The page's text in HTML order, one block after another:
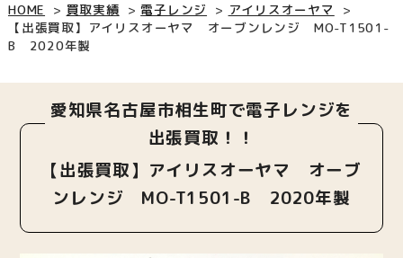
HOME 買取実績 電子レンジ
アイリスオーヤマ
【出張買取】アイリスオーヤマ オーブンレンジ MO-T1501-
B 2020年製
愛知県名古屋市相生町で電子レンジを
出張買取！！
【出張買取】アイリスオーヤマ オーブ
ンレンジ MO-T1501-B 2020年製